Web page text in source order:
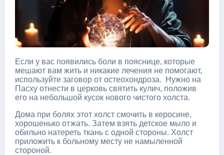
Если у вас появились боли в пояснице, которые
мешают вам жить и никакие лечения не помогают,
используйте заговор от остеохондроза. Нужно на
Пасху отнести в церковь святить кулич, положив
его на небольшой кусок нового чистого холста.
Дома при болях этот холст смочить в керосине,
хорошенько отжать. Затем взять детское мыло и
обильно натереть ткань с одной стороны. Холст
приложить к больному месту не намыленной
стороной.